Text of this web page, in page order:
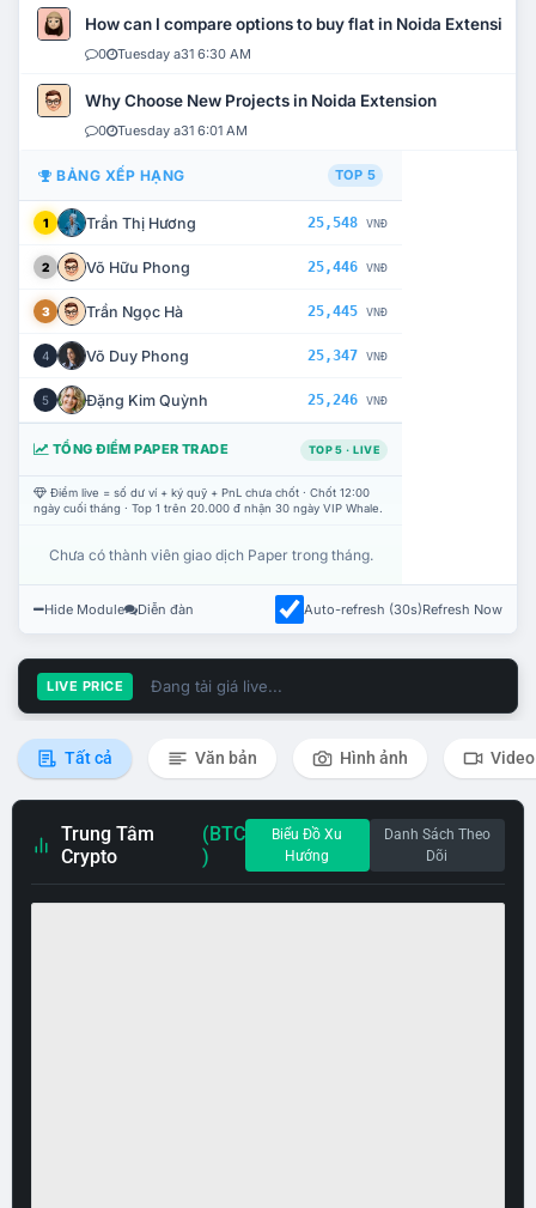
How can I compare options to buy flat in Noida Extension?
0 Tuesday a31 6:30 AM
Why Choose New Projects in Noida Extension
0 Tuesday a31 6:01 AM
BẢNG XẾP HẠNG TOP 5
1 Trần Thị Hương 25,548 VNĐ
2 Võ Hữu Phong 25,446 VNĐ
3 Trần Ngọc Hà 25,445 VNĐ
4 Võ Duy Phong 25,347 VNĐ
5 Đặng Kim Quỳnh 25,246 VNĐ
TỔNG ĐIỂM PAPER TRADE TOP 5 · LIVE
Điểm live = số dư ví + ký quỹ + PnL chưa chốt · Chốt 12:00
ngày cuối tháng · Top 1 trên 20.000 đ nhận 30 ngày VIP Whale.
Chưa có thành viên giao dịch Paper trong tháng.
Hide Module Diễn đàn Auto-refresh (30s)Refresh Now
LIVE PRICE Đang tải giá live...
Tất cả Văn bản Hình ảnh Video
Trung Tâm
Crypto
(BTC
)
Biểu Đồ Xu
Hướng
Danh Sách Theo
Dõi